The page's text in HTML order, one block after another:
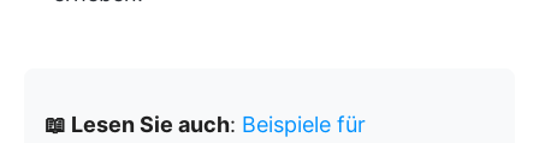
📖 Lesen Sie auch: Beispiele für